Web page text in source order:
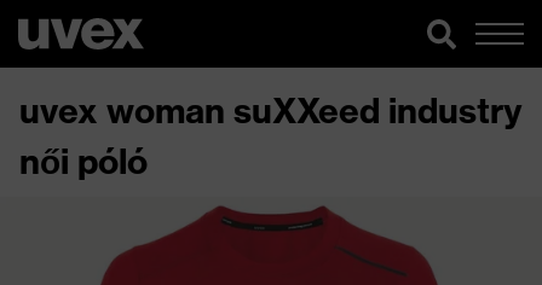
uvex woman suXXeed industry
női póló